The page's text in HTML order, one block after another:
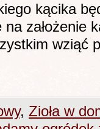
kącika
założenie
wziąć
, Zioła w